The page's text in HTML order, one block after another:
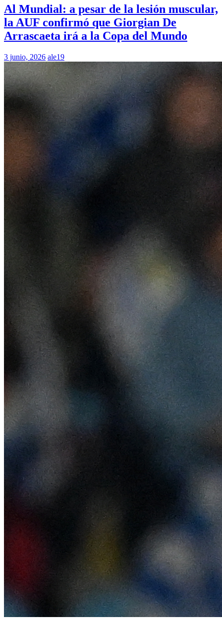
Al Mundial: a pesar de la lesión muscular,
la AUF confirmó que Giorgian De
Arrascaeta irá a la Copa del Mundo
3 junio, 2026 ale19